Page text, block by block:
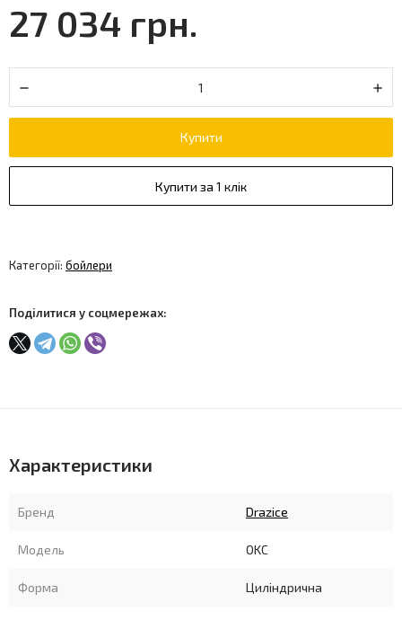
27 034 грн.
Купити
Купити за 1 клік
Категорії: бойлери
Поділитися у соцмережах:
Характеристики
Бренд Drazice
Модель OKC
Форма Циліндрична